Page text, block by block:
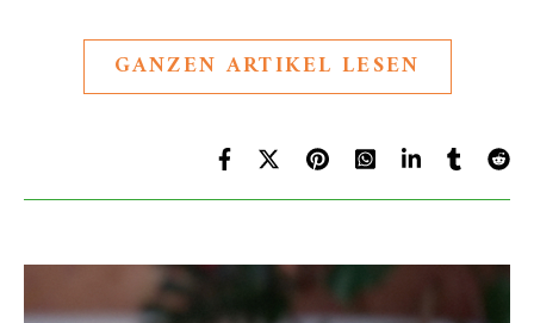
GANZEN ARTIKEL LESEN